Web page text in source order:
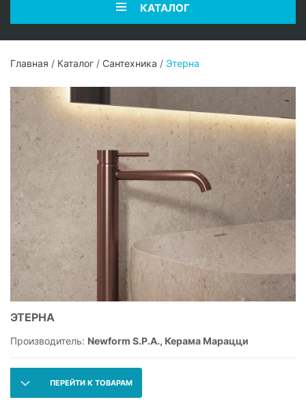
КАТАЛОГ
Главная / Каталог / Сантехника / Этерна
ЭТЕРНА
Производитель: Newform S.P.A., Керама Марацци
ПЕРЕЙТИ К ТОВАРАМ